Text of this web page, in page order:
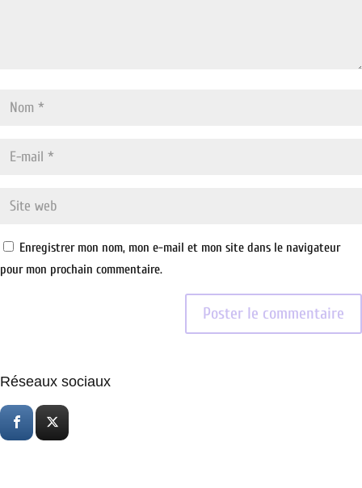
Enregistrer mon nom, mon e-mail et mon site dans le navigateur
pour mon prochain commentaire.
Réseaux sociaux